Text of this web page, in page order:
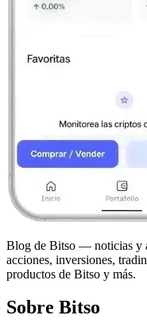
Blog de Bitso — noticias y
acciones, inversiones,
productos de Bitso y más.
Sobre Bitso